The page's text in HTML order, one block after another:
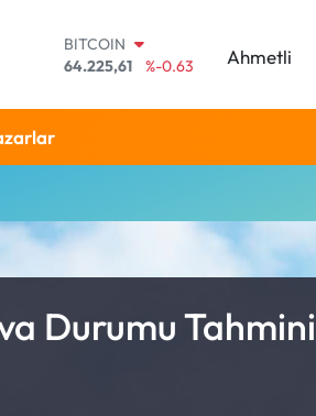
BITCOIN
64.225,61
%-0.63
47,6704
%0
GRAM ALTIN
6510.40
Ahmetli
Durumu Tahmini